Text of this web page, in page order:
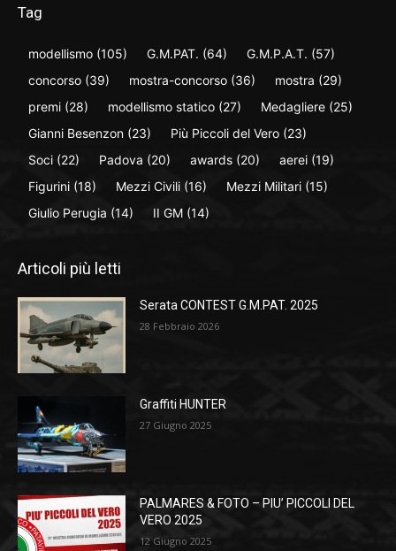
Tag
modellismo (105) G.M.PAT. (64) G.M.P.A.T. (57)
concorso (39) mostra-concorso (36) mostra (29)
premi (28) modellismo statico (27) Medagliere (25)
Gianni Besenzon (23) Più Piccoli del Vero (23)
Soci (22) Padova (20) awards (20) aerei (19)
Figurini (18) Mezzi Civili (16) Mezzi Militari (15)
Giulio Perugia (14) II GM (14)
Articoli più letti
Serata CONTEST G.M.PAT. 2025
28 Febbraio 2026
Graffiti HUNTER
27 Giugno 2025
PALMARES & FOTO – PIU’ PICCOLI DEL
VERO 2025
12 Giugno 2025